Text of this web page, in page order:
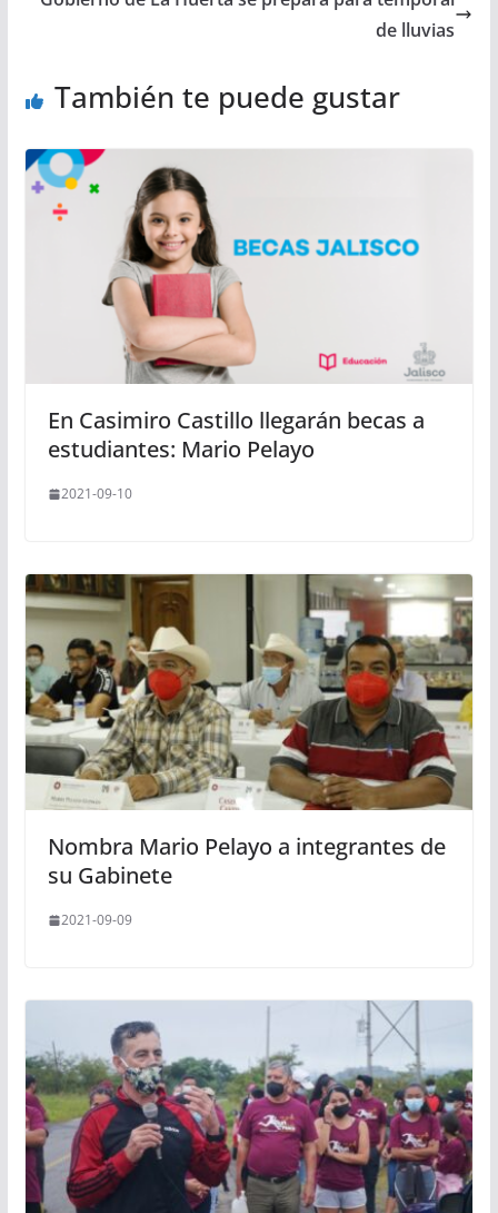
de lluvias
También te puede gustar
En Casimiro Castillo llegarán becas a
estudiantes: Mario Pelayo
2021-09-10
Nombra Mario Pelayo a integrantes de
su Gabinete
2021-09-09